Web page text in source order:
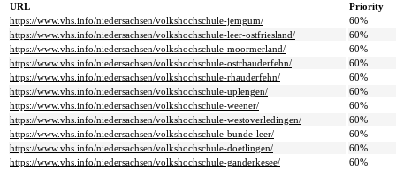
URL
Priority
https://www.vhs.info/niedersachsen/volkshochschule-jemgum/
60%
https://www.vhs.info/niedersachsen/volkshochschule-leer-ostfriesland/
60%
https://www.vhs.info/niedersachsen/volkshochschule-moormerland/
60%
https://www.vhs.info/niedersachsen/volkshochschule-ostrhauderfehn/
60%
https://www.vhs.info/niedersachsen/volkshochschule-rhauderfehn/
60%
https://www.vhs.info/niedersachsen/volkshochschule-uplengen/
60%
https://www.vhs.info/niedersachsen/volkshochschule-weener/
60%
https://www.vhs.info/niedersachsen/volkshochschule-westoverledingen/
60%
https://www.vhs.info/niedersachsen/volkshochschule-bunde-leer/
60%
https://www.vhs.info/niedersachsen/volkshochschule-doetlingen/
60%
https://www.vhs.info/niedersachsen/volkshochschule-ganderkesee/
60%